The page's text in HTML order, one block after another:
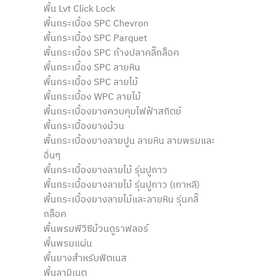
พื้น Lvt Click Lock
พื้นกระเบื้อง SPC Chevron
พื้นกระเบื้อง SPC Parquet
พื้นกระเบื้อง SPC ก้างปลาคลิ๊กล็อค
พื้นกระเบื้อง SPC ลายหิน
พื้นกระเบื้อง SPC ลายไม้
พื้นกระเบื้อง WPC ลายไม้
พื้นกระเบื้องยางควบคุมไฟฟ้าสถิตย์
พื้นกระเบื้องยางม้วน
พื้นกระเบื้องยางลายปูน ลายหิน ลายพรมและ
อื่นๆ
พื้นกระเบื้องยางลายไม้ รุ่นปูกาว
พื้นกระเบื้องยางลายไม้ รุ่นปูกาว (เกาหลี)
พื้นกระเบื้องยางลายไม้และลายหิน รุ่นคลิ๊
กล็อค
พื้นพรมพีวีซีม้วนดูราฟลอร์
พื้นพรมแผ่น
พื้นยางสำหรับฟิตเนส
พื้นลามิเนต